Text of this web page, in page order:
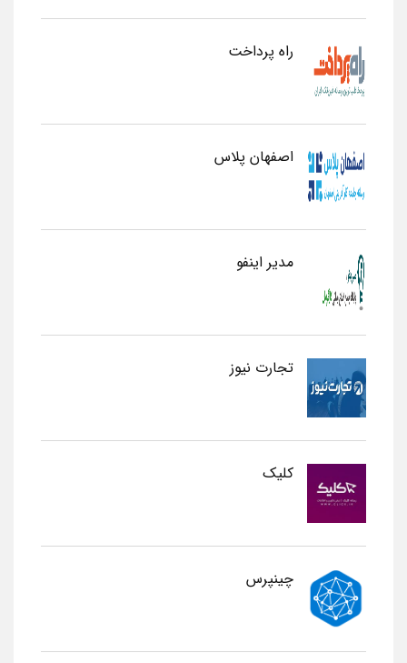
راه پرداخت
اصفهان پلاس
مدیر اینفو
تجارت نیوز
کلیک
چینپرس